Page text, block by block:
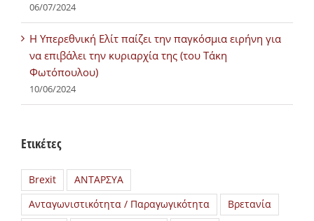
06/07/2024
H Υπερεθνική Ελίτ παίζει την παγκόσμια ειρήνη για
να επιβάλει την κυριαρχία της (του Τάκη
Φωτόπουλου)
10/06/2024
Ετικέτες
Brexit
ΑΝΤΑΡΣΥΑ
Ανταγωνιστικότητα / Παραγωγικότητα
Βρετανία